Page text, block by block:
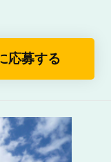
応募する